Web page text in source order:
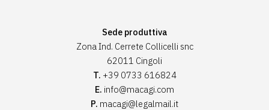
Sede produttiva
Zona Ind. Cerrete Collicelli snc
62011 Cingoli
T. +39 0733 616824
E. info@macagi.com
P. macagi@legalmail.it